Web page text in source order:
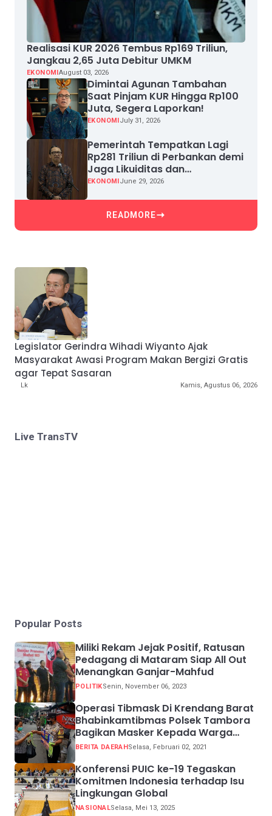
Realisasi KUR 2026 Tembus Rp169 Triliun,
Jangkau 2,65 Juta Debitur UMKM
EKONOMIAugust 03, 2026
Dimintai Agunan Tambahan
Saat Pinjam KUR Hingga Rp100
Juta, Segera Laporkan!
EKONOMIJuly 31, 2026
Pemerintah Tempatkan Lagi
Rp281 Triliun di Perbankan demi
Jaga Likuiditas dan
Pertumbuhan Kredit
EKONOMIJune 29, 2026
READMORE
Legislator Gerindra Wihadi Wiyanto Ajak
Masyarakat Awasi Program Makan Bergizi Gratis
agar Tepat Sasaran
Lk Kamis, Agustus 06, 2026
Live TransTV
Popular Posts
Miliki Rekam Jejak Positif, Ratusan
Pedagang di Mataram Siap All Out
Menangkan Ganjar-Mahfud
POLITIKSenin, November 06, 2023
Operasi Tibmask Di Krendang Barat
Bhabinkamtibmas Polsek Tambora
Bagikan Masker Kepada Warga
Pelanggar Prokes
BERITA DAERAHSelasa, Februari 02, 2021
Konferensi PUIC ke-19 Tegaskan
Komitmen Indonesia terhadap Isu
Lingkungan Global
NASIONALSelasa, Mei 13, 2025